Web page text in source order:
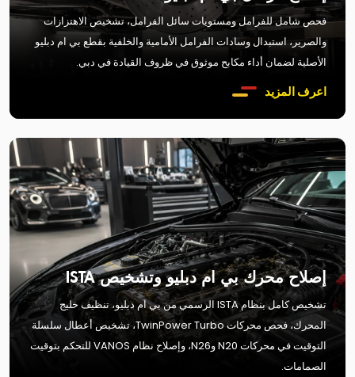
فحص شامل للفرامل ومستويات سائل الفرامل، تشخيص الاهتزازات
والصرير، استبدال وسادات الفرامل الأمامية والخلفية بقطع بي ام دبليو
الأصلية لضمان أداء مكابح موثوق في ظروف القيادة في دبي.
اعرف المزيد
إصلاح محرك بي ام دبليو وتشخيص ISTA
تشخيص كامل بنظام ISTA الرسمي من بي ام دبليو، تنظيف خليج
المحرك، فحص محركات TwinPower Turbo، تشخيص أعطال سلسلة
التوقيت في محركات N20 وN26، وإصلاح نظام VANOS للتحكم بتوقيت
الصمامات.